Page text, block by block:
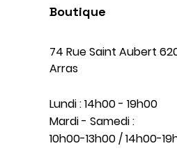
Boutique
74 Rue Saint Aubert
Arras
Lundi : 14h00 - 19h00
Mardi - Samedi :
10h00-13h00 / 14h00-